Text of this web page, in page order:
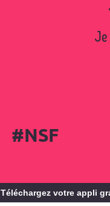
Je
#NSF
Téléchargez votre appli